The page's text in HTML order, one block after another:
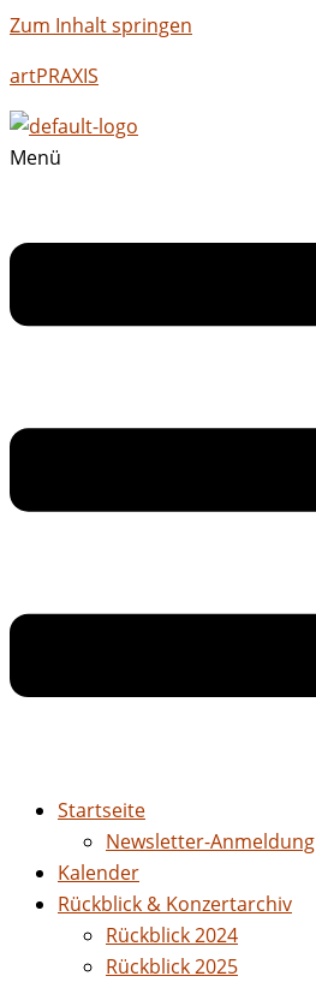
Zum Inhalt springen
artPRAXIS
Menü
Startseite
Newsletter-Anmeldung
Kalender
Rückblick & Konzertarchiv
Rückblick 2024
Rückblick 2025